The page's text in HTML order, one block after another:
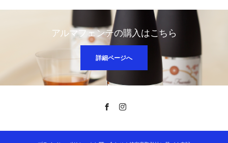
アルマフェンテの購入はこちら
詳細ページへ
Facebook